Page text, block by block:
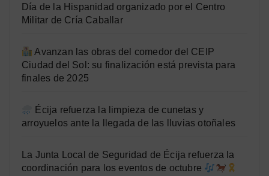
Día de la Hispanidad organizado por el Centro
Militar de Cría Caballar
Avanzan las obras del comedor del CEIP
Ciudad del Sol: su finalización está prevista para
finales de 2025
Écija refuerza la limpieza de cunetas y
arroyuelos ante la llegada de las lluvias otoñales
La Junta Local de Seguridad de Écija refuerza la
coordinación para los eventos de octubre